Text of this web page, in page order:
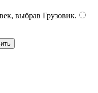
выбрав Грузовик.